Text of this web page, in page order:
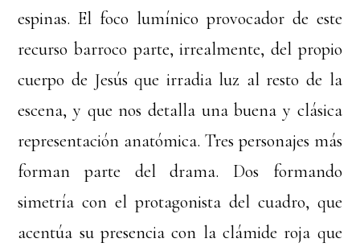
espinas. El foco lumínico provocador de este
recurso barroco parte, irrealmente, del propio
cuerpo de Jesús que irradia luz al resto de la
escena, y que nos detalla una buena y clásica
representación anatómica. Tres personajes más
forman parte del drama. Dos formando
simetría con el protagonista del cuadro, que
acentúa su presencia con la clámide roja que